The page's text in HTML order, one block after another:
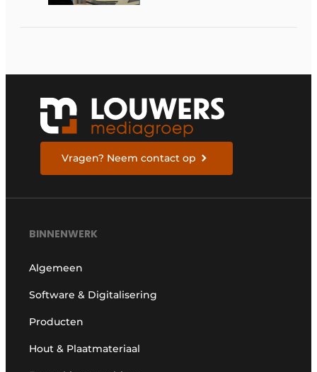
Vragen? Neem contact op
BINNENWERK
Algemeen
Software & Digitalisering
Producten
Hout & Plaatmateriaal